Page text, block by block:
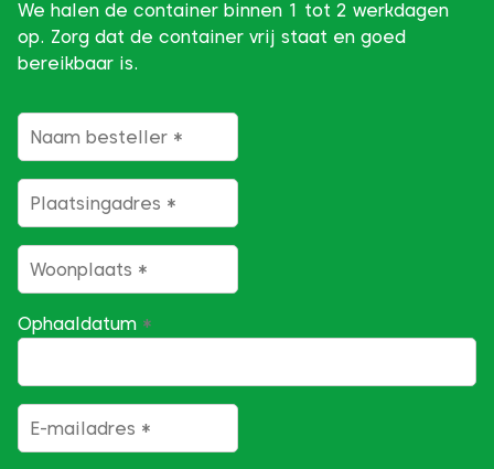
We halen de container binnen 1 tot 2 werkdagen
op. Zorg dat de container vrij staat en goed
bereikbaar is.
Naam besteller *
Plaatsingadres *
Woonplaats *
Ophaaldatum *
MM
dash
E-mailadres *